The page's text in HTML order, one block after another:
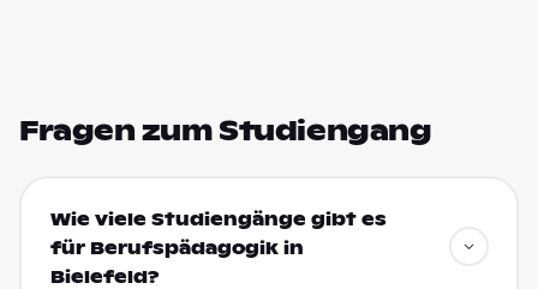
Fragen zum Studiengang
Wie viele Studiengänge gibt es
für Berufspädagogik in
Bielefeld?